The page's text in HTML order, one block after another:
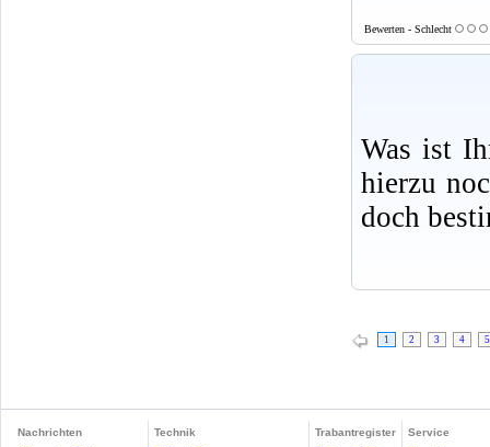
Bewerten - Schlecht
Was ist
hierzu
doch
1 2 3 4 5
Nachrichten
Technik
Trabantregister
Service